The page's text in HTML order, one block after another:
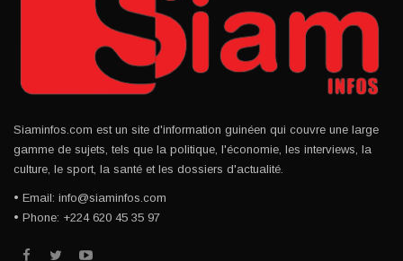
Siaminfos.com est un site d'information guinéen qui couvre une large
gamme de sujets, tels que la politique, l'économie, les interviews, la
culture, le sport, la santé et les dossiers d'actualité.
• Email: info@siaminfos.com
• Phone: +224 620 45 35 97